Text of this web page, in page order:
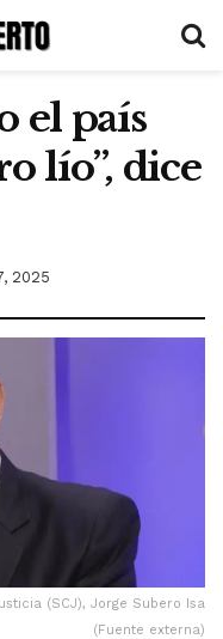
el país
lío”, dice
2025
(SCJ), Jorge Subero Isa
(Fuente externa)